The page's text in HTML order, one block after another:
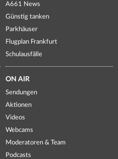
A661 News
Günstig tanken
Parkhäuser
Flugplan Frankfurt
Schulausfälle
ON AIR
Sendungen
Aktionen
Videos
Webcams
Moderatoren & Team
Podcasts